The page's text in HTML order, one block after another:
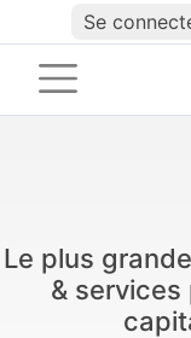
Se
Le plus
&